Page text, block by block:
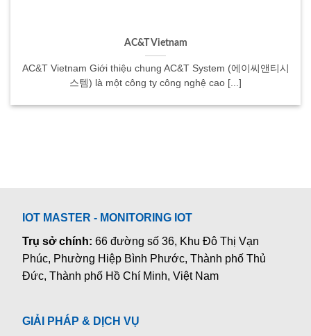
AC&T Vietnam
AC&T Vietnam Giới thiệu chung AC&T System (에이씨앤티시
스템) là một công ty công nghệ cao [...]
IOT MASTER - MONITORING IOT
Trụ sở chính:66 đường số 36, Khu Đô Thị Vạn
Phúc, Phường Hiệp Bình Phước, Thành phố Thủ
Đức, Thành phố Hồ Chí Minh, Việt Nam
GIẢI PHÁP & DỊCH VỤ